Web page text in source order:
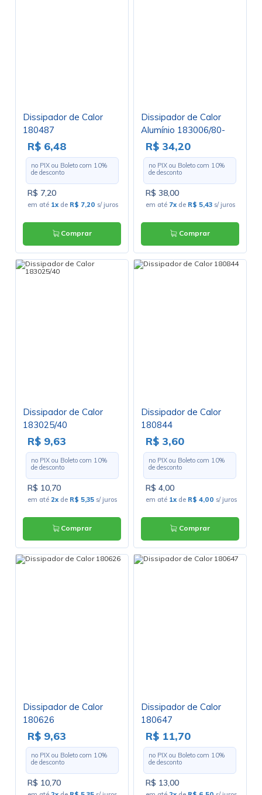
Dissipador de Calor
180487
R$ 6,48
no PIX ou Boleto com 10%
de desconto
R$ 7,20
em até 1x de R$ 7,20 s/ juros
Comprar
Dissipador de Calor
Alumínio 183006/80-
2TO3
R$ 34,20
no PIX ou Boleto com 10%
de desconto
R$ 38,00
em até 7x de R$ 5,43 s/ juros
Comprar
Dissipador de Calor
183025/40
R$ 9,63
no PIX ou Boleto com 10%
de desconto
R$ 10,70
em até 2x de R$ 5,35 s/ juros
Comprar
Dissipador de Calor
180844
R$ 3,60
no PIX ou Boleto com 10%
de desconto
R$ 4,00
em até 1x de R$ 4,00 s/ juros
Comprar
Dissipador de Calor
180626
R$ 9,63
no PIX ou Boleto com 10%
de desconto
R$ 10,70
Dissipador de Calor
180647
R$ 11,70
no PIX ou Boleto com 10%
de desconto
R$ 13,00